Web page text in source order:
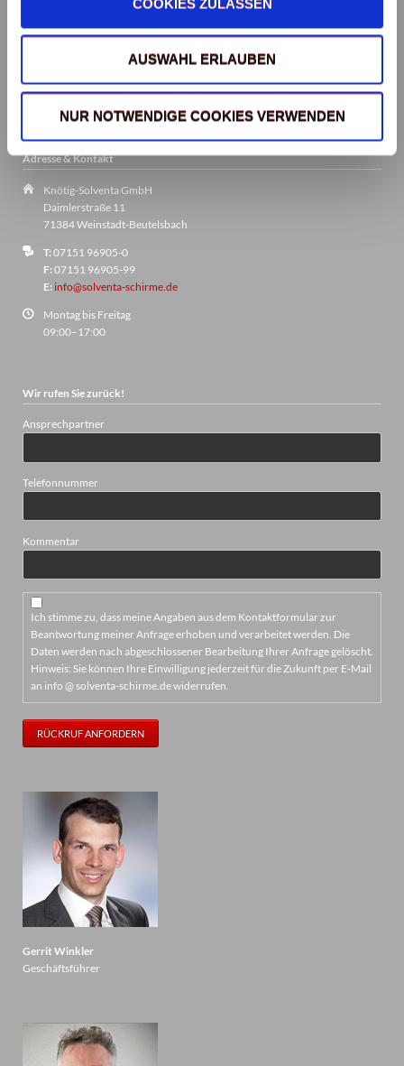
COOKIES ZULASSEN
AUSWAHL ERLAUBEN
NUR NOTWENDIGE COOKIES VERWENDEN
Adresse & Kontakt
Knötig-Solventa GmbH
Daimlerstraße 11
71384 Weinstadt-Beutelsbach
T:07151 96905-0
F:07151 96905-99
E: info@solventa-schirme.de
Montag bis Freitag
09:00–17:00
Wir rufen Sie zurück!
Ansprechpartner
Telefonnummer
Kommentar
Ich stimme zu, dass meine Angaben aus dem Kontaktformular zur
Beantwortung meiner Anfrage erhoben und verarbeitet werden. Die
Daten werden nach abgeschlossener Bearbeitung Ihrer Anfrage gelöscht.
Hinweis: Sie können Ihre Einwilligung jederzeit für die Zukunft per E-Mail
an info @ solventa-schirme.de widerrufen.
RÜCKRUF ANFORDERN
Gerrit Winkler
Geschäftsführer